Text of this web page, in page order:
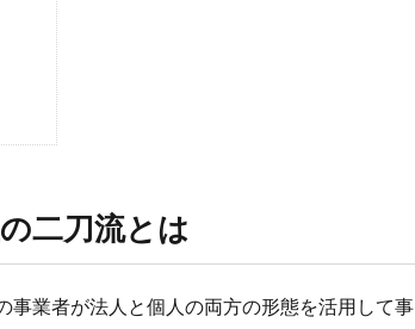
二刀流とは
事業者が法人と個人の両方の形態を活用して事